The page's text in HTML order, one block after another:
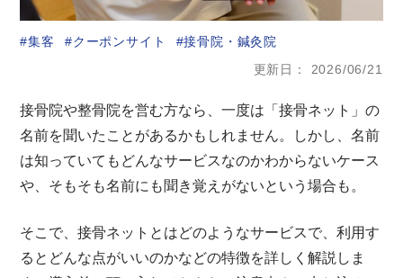
集客 クーポンサイト
接骨院・鍼灸院
更新日
2026/06/21
接骨院や整骨院を営む方なら、一度は「接骨ネット」の
名前を聞いたことがあるかもしれません。しかし、名前
は知っていてもどんなサービスなのかわからないケース
や、そもそも名前にも聞き覚えがないという場合も。
そこで、接骨ネットとはどのようなサービスで、利用す
るとどんな点がいいのかなどの特徴を詳しく解説しま